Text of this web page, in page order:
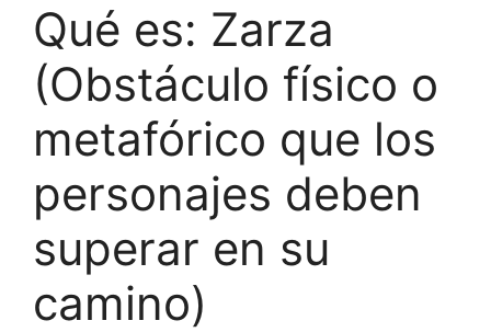
Qué es: Zarza
(Obstáculo físico o
metafórico que los
personajes deben
superar en su
camino)